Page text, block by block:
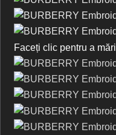
Faceți clic pentru a mări